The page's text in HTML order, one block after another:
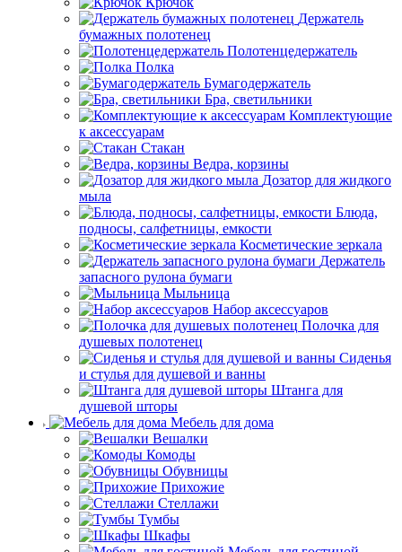
Держатель
бумажных полотенец
Полотенцедержатель
Полка
Бумагодержатель
Бра, светильники
Комплектующие
к аксессуарам
Стакан
Ведра, корзины
Дозатор для жидкого
мыла
Блюда,
подносы, салфетницы, емкости
Косметические зеркала
Держатель
запасного рулона бумаги
Мыльница
Набор аксессуаров
Полочка для
душевых полотенец
Сиденья
и стулья для душевой и ванны
Штанга для
душевой шторы
Мебель для дома
Вешалки
Комоды
Обувницы
Прихожие
Стеллажи
Тумбы
Шкафы